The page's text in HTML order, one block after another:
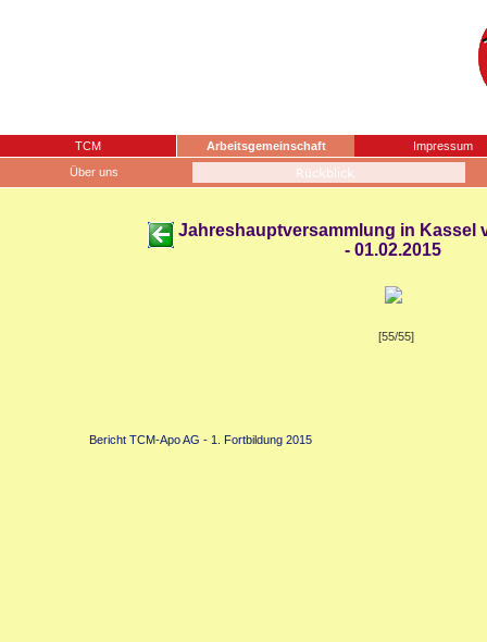
TCM Arbeitsgemeinschaft
Impressum
Über uns
Jahreshauptversammlung in Kassel
- 01.02.2015
[55/55]
Bericht TCM-Apo AG - 1. Fortbildung 2015